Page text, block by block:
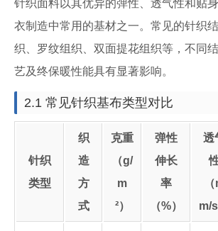
针织面料以其优异的弹性、透气性和贴
衣制造中常用的基材之一。常见的针织
织、罗纹组织、双面提花组织等，不同
艺及终保暖性能具有显著影响。
2.1 常见针织基布类型对比
针织
类型
织
造
方
式
克重
（g/
m
²）
弹性
伸长
率
（%）
透
m/s